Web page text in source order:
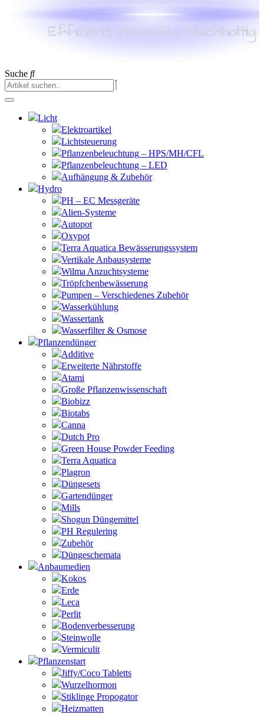
Suche
Licht
Elektroartikel
Lichtsteuerung
Pflanzenbeleuchtung – HPS/MH/CFL
Pflanzenbeleuchtung – LED
Aufhängung & Zubehör
Hydro
PH – EC Messgeräte
Alien-Systeme
Autopot
Oxypot
Terra Aquatica Bewässerungssystem
Vertikale Anbausysteme
Wilma Anzuchtsysteme
Tröpfchenbewässerung
Pumpen – Verschiedenes Zubehör
Wasserkühlung
Wassertank
Wasserfilter & Osmose
Pflanzendünger
Additive
Erweiterte Nährstoffe
Atami
Große Pflanzenwissenschaft
Biobizz
Biotabs
Canna
Dutch Pro
Green House Powder Feeding
Terra Aquatica
Plagron
Düngesets
Gartendünger
Mills
Shogun Düngemittel
PH Regulering
Zubehör
Düngeschemata
Anbaumedien
Kokos
Erde
Leca
Perlit
Bodenverbesserung
Steinwolle
Vermiculit
Pflanzenstart
Jiffy/Coco Tabletts
Wurzelhormon
Stiklinge Propogator
Heizmatten